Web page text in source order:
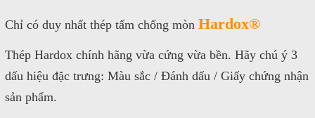
Chỉ có duy nhất thép tấm chống mòn Hardox®
Thép Hardox chính hãng vừa cứng vừa bền. Hãy chú ý 3
dấu hiệu đặc trưng: Màu sắc / Đánh dấu / Giấy chứng nhận
sản phẩm.